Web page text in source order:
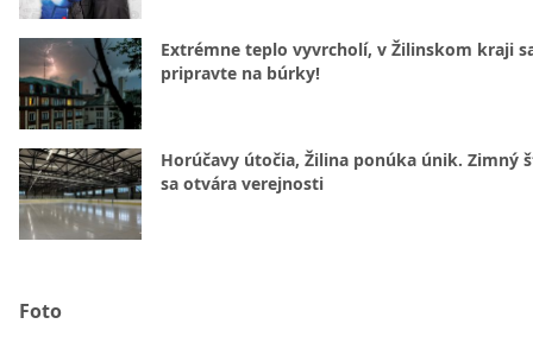
Extrémne teplo vyvrcholí, v Žilinskom kraji
pripravte na búrky!
Horúčavy útočia, Žilina ponúka únik. Zimný
sa otvára verejnosti
Foto